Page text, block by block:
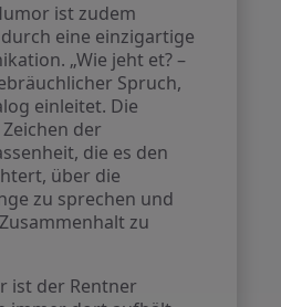
ist zudem
eine einzigartige
„Wie jeht et? –
Spruch,
einleitet. Die
der
die es den
über die
zu sprechen und
zu
ist der Rentner